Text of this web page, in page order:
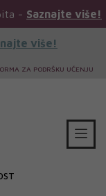
više!
više!
ZA PODRŠKU UČENJU